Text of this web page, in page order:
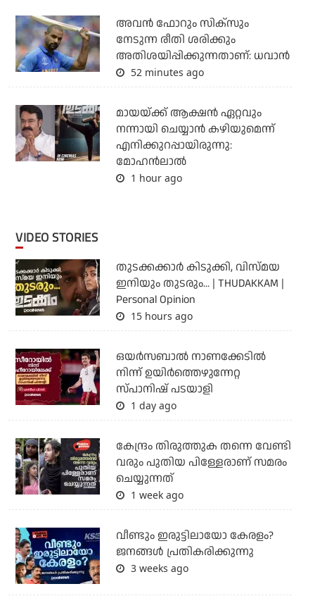
അവന്‍ ഫോറും സിക്സും
നേടുന്ന രീതി ശരിക്കും
അതിശയിപ്പിക്കുന്നതാണ്: ധവാന്‍
52 minutes ago
മായയ്ക്ക് ആക്ഷന്‍ ഏറ്റവും
നന്നായി ചെയ്യാന്‍ കഴിയുമെന്ന്
എനിക്കുറപ്പായിരുന്നു:
മോഹന്‍ലാല്‍
1 hour ago
VIDEO STORIES
തുടക്കക്കാര്‍ കിടുക്കി, വിസ്മയ
ഇനിയും തുടരും... | THUDAKKAM |
Personal Opinion
15 hours ago
ഒയര്‍സബാൽ നാണക്കേടിൽ
നിന്ന് ഉയിർത്തെഴുന്നേറ്റ
സ്പാനിഷ് പടയാളി
1 day ago
കേന്ദ്രം തിരുത്തുക തന്നെ വേണ്ടി
വരും പുതിയ പിള്ളേരാണ് സമരം
ചെയ്യുന്നത്
1 week ago
വീണ്ടും ഇരുട്ടിലായോ കേരളം?
ജനങ്ങൾ പ്രതികരിക്കുന്നു
3 weeks ago